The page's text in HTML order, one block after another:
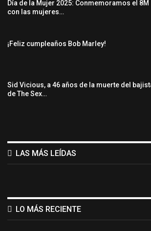
Día de la Mujer 2025: Conmemoramos el 8M
con las mujeres…
¡Feliz cumpleaños Bob Marley!
Sid Vicious, a 46 años de la muerte del
de The Sex…
LAS MÁS LEÍDAS
LO MÁS RECIENTE